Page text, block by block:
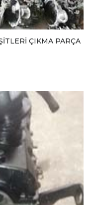
ÇIKMA PARÇA